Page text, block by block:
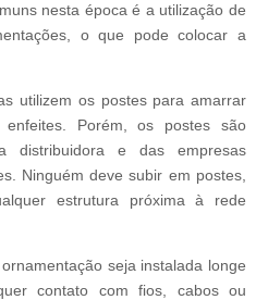
nesta época é a utilização de
o que pode colocar a
utilizem os postes para amarrar
Porém, os postes são
distribuidora e das empresas
Ninguém deve subir em postes,
estrutura próxima à rede
seja instalada longe
contato com fios, cabos ou